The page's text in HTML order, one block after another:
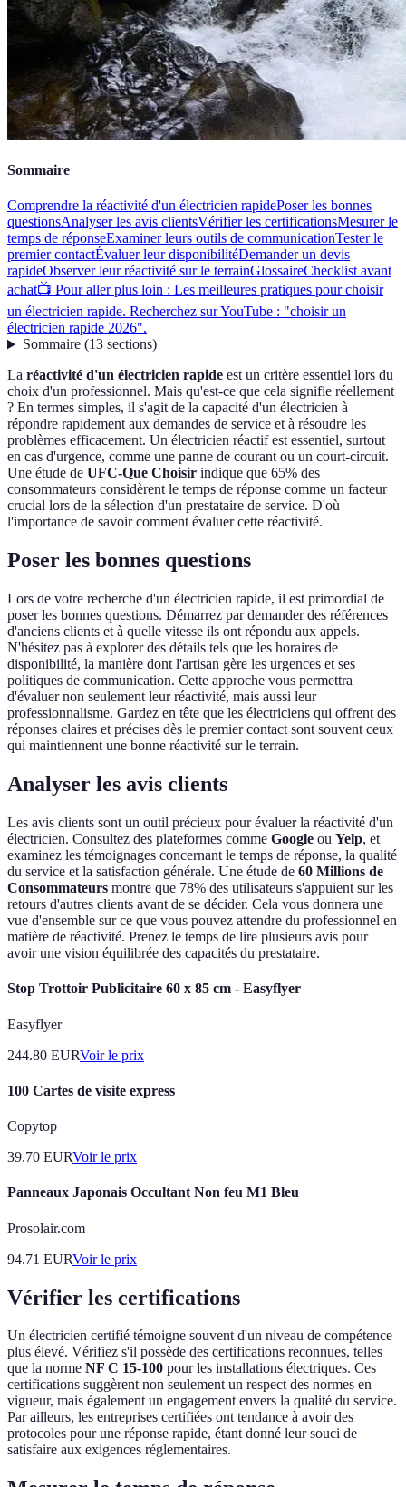
Sommaire
Comprendre la réactivité d'un électricien rapidePoser les bonnes
questionsAnalyser les avis clientsVérifier les certificationsMesurer le
temps de réponseExaminer leurs outils de communicationTester le
premier contactÉvaluer leur disponibilitéDemander un devis
rapideObserver leur réactivité sur le terrainGlossaireChecklist avant
achat📺 Pour aller plus loin : Les meilleures pratiques pour choisir
un électricien rapide. Recherchez sur YouTube : "choisir un
électricien rapide 2026".
Sommaire(13 sections)
La réactivité d'un électricien rapide est un critère essentiel lors du
choix d'un professionnel. Mais qu'est-ce que cela signifie réellement
? En termes simples, il s'agit de la capacité d'un électricien à
répondre rapidement aux demandes de service et à résoudre les
problèmes efficacement. Un électricien réactif est essentiel, surtout
en cas d'urgence, comme une panne de courant ou un court-circuit.
Une étude de UFC-Que Choisir indique que 65% des
consommateurs considèrent le temps de réponse comme un facteur
crucial lors de la sélection d'un prestataire de service. D'où
l'importance de savoir comment évaluer cette réactivité.
Poser les bonnes questions
Lors de votre recherche d'un électricien rapide, il est primordial de
poser les bonnes questions. Démarrez par demander des références
d'anciens clients et à quelle vitesse ils ont répondu aux appels.
N'hésitez pas à explorer des détails tels que les horaires de
disponibilité, la manière dont l'artisan gère les urgences et ses
politiques de communication. Cette approche vous permettra
d'évaluer non seulement leur réactivité, mais aussi leur
professionnalisme. Gardez en tête que les électriciens qui offrent des
réponses claires et précises dès le premier contact sont souvent ceux
qui maintiennent une bonne réactivité sur le terrain.
Analyser les avis clients
Les avis clients sont un outil précieux pour évaluer la réactivité d'un
électricien. Consultez des plateformes comme Google ou Yelp, et
examinez les témoignages concernant le temps de réponse, la qualité
du service et la satisfaction générale. Une étude de 60 Millions de
Consommateurs montre que 78% des utilisateurs s'appuient sur les
retours d'autres clients avant de se décider. Cela vous donnera une
vue d'ensemble sur ce que vous pouvez attendre du professionnel en
matière de réactivité. Prenez le temps de lire plusieurs avis pour
avoir une vision équilibrée des capacités du prestataire.
Stop Trottoir Publicitaire 60 x 85 cm - Easyflyer
Easyflyer
244.80 EURVoir le prix
100 Cartes de visite express
Copytop
39.70 EURVoir le prix
Panneaux Japonais Occultant Non feu M1 Bleu
Prosolair.com
94.71 EURVoir le prix
Vérifier les certifications
Un électricien certifié témoigne souvent d'un niveau de compétence
plus élevé. Vérifiez s'il possède des certifications reconnues, telles
que la norme NF C 15-100 pour les installations électriques. Ces
certifications suggèrent non seulement un respect des normes en
vigueur, mais également un engagement envers la qualité du service.
Par ailleurs, les entreprises certifiées ont tendance à avoir des
protocoles pour une réponse rapide, étant donné leur souci de
satisfaire aux exigences réglementaires.